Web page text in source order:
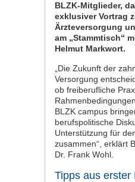
BLZK-Mitglieder,
exklusiver Vortrag
Ärzteversorgung
am „Stammtisch“
Helmut Markwort.
„Die Zukunft der
Versorgung
ob freiberufliche
BLZK campus
berufspolitische
Unterstützung für
zusammen“, erklärt
Dr. Frank Wohl.
Tipps aus erster